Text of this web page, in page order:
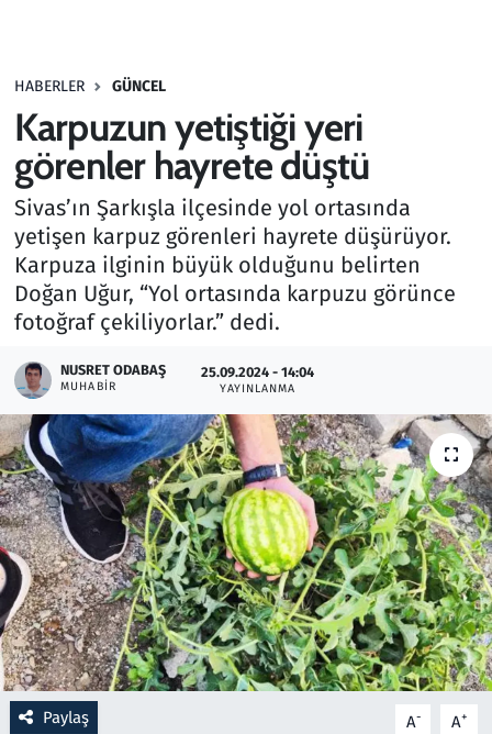
HABERLER GÜNCEL
Karpuzun yetiştiği yeri
görenler hayrete düştü
Sivas’ın Şarkışla ilçesinde yol ortasında
yetişen karpuz görenleri hayrete düşürüyor.
Karpuza ilginin büyük olduğunu belirten
Doğan Uğur, “Yol ortasında karpuzu görünce
fotoğraf çekiliyorlar.” dedi.
NUSRET ODABAŞ
MUHABIR
25.09.2024 - 14:04
YAYINLANMA
Paylaş A- A+
Haber
Kültür Sanat
Kurumsal Haberler
Lezzet Durağı
Memur ve Kamu
Otomobil
Oyun
Ramazan
Resmi İlanlar
Rüya Tabirleri
Sağlık
Savunma Sanayi